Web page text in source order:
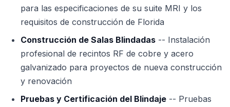
para las especificaciones de su suite MRI y los
requisitos de construcción de Florida
Construcción de Salas Blindadas -- Instalación
profesional de recintos RF de cobre y acero
galvanizado para proyectos de nueva construcción
y renovación
Pruebas y Certificación del Blindaje -- Pruebas